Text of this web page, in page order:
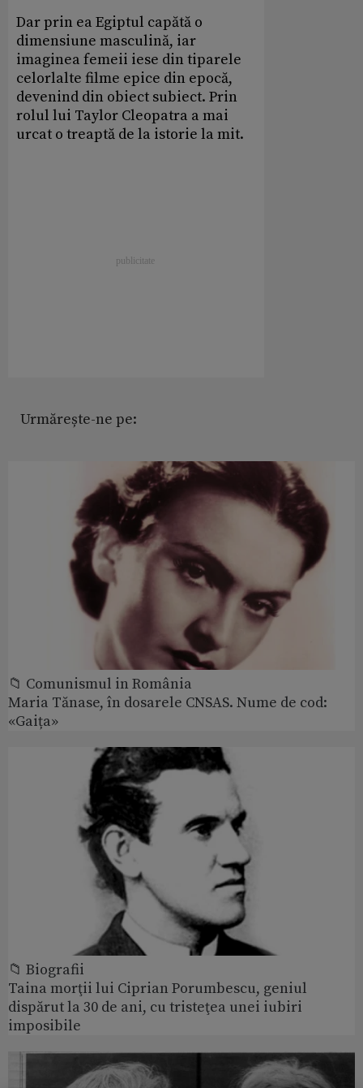
Dar prin ea Egiptul capătă o
dimensiune masculină, iar
imaginea femeii iese din tiparele
celorlalte filme epice din epocă,
devenind din obiect subiect. Prin
rolul lui Taylor Cleopatra a mai
urcat o treaptă de la istorie la mit.
Urmărește-ne pe:
📁 Comunismul in România
Maria Tănase, în dosarele CNSAS. Nume de cod:
«Gaița»
📁 Biografii
Taina morţii lui Ciprian Porumbescu, geniul
dispărut la 30 de ani, cu tristeţea unei iubiri
imposibile